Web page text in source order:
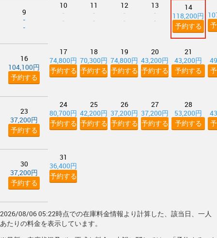
9
-
-
10
-
-
11
-
-
12
-
-
13
-
-
14
118,200円
予約する
16
104,100円
予約する
17
74,800円
予約する
18
70,300円
予約する
19
74,800円
予約する
20
43,200円
予約する
21
43,200円
予約する
23
37,200円
予約する
24
80,700円
予約する
25
42,200円
予約する
26
37,200円
予約する
27
37,200円
予約する
28
53,200円
予約する
30
37,200円
予約する
31
36,400円
予約する
2026/08/06 05:22時点での在庫料金情報より計算した、該当日、一人
あたりの料金を表示しています。